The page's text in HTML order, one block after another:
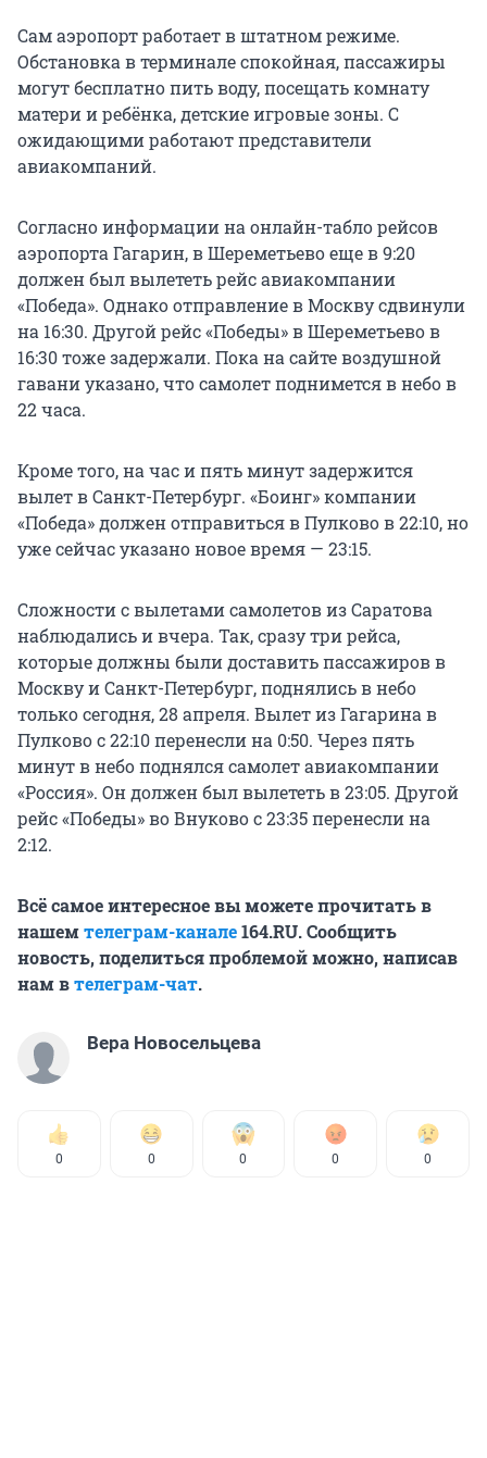
Сам аэропорт работает в штатном режиме.
Обстановка в терминале спокойная, пассажиры
могут бесплатно пить воду, посещать комнату
матери и ребёнка, детские игровые зоны. С
ожидающими работают представители
авиакомпаний.
Согласно информации на онлайн-табло рейсов
аэропорта Гагарин, в Шереметьево еще в 9:20
должен был вылететь рейс авиакомпании
«Победа». Однако отправление в Москву сдвинули
на 16:30. Другой рейс «Победы» в Шереметьево в
16:30 тоже задержали. Пока на сайте воздушной
гавани указано, что самолет поднимется в небо в
22 часа.
Кроме того, на час и пять минут задержится
вылет в Санкт-Петербург. «Боинг» компании
«Победа» должен отправиться в Пулково в 22:10, но
уже сейчас указано новое время — 23:15.
Сложности с вылетами самолетов из Саратова
наблюдались и вчера. Так, сразу три рейса,
которые должны были доставить пассажиров в
Москву и Санкт-Петербург, поднялись в небо
только сегодня, 28 апреля. Вылет из Гагарина в
Пулково с 22:10 перенесли на 0:50. Через пять
минут в небо поднялся самолет авиакомпании
«Россия». Он должен был вылететь в 23:05. Другой
рейс «Победы» во Внуково с 23:35 перенесли на
2:12.
Всё самое интересное вы можете прочитать в
нашемтелеграм-канале164.RU. Сообщить
новость, поделиться проблемой можно, написав
нам втелеграм-чат.
Вера Новосельцева
0 0 0 0 0